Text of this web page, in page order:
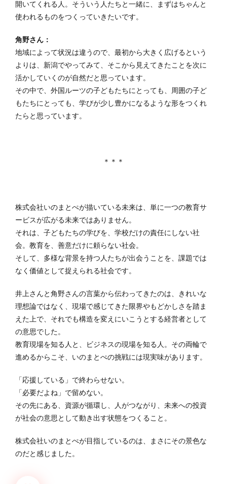
開いてくれる人。そういう人たちと一緒に、まずはちゃんと
使われるものをつくっていきたいです。
角野さん：
地域によって状況は違うので、最初から大きく広げるという
よりは、新潟でやってみて、そこから見えてきたことを次に
活かしていくのが自然だと思っています。
その中で、外国ルーツの子どもたちにとっても、周囲の子ど
もたちにとっても、学びが少し豊かになるような形をつくれ
たらと思っています。
＊＊＊
株式会社いのまとぺが描いている未来は、単に一つの教育サ
ービスが広がる未来ではありません。
それは、子どもたちの学びを、学校だけの責任にしない社
会。教育を、善意だけに頼らない社会。
そして、多様な背景を持つ人たちが出会うことを、課題では
なく価値として捉えられる社会です。
井上さんと角野さんの言葉から伝わってきたのは、きれいな
理想論ではなく、現場で感じてきた限界やもどかしさを踏ま
えた上で、それでも構造を変えにいこうとする経営者として
の意思でした。
教育現場を知る人と、ビジネスの現場を知る人。その両輪で
進めるからこそ、いのまとぺの挑戦には現実味があります。
「応援している」で終わらせない。
「必要だよね」で留めない。
その先にある、資源が循環し、人がつながり、未来への投資
が社会の意思として動き出す状態をつくること。
株式会社いのまとぺが目指しているのは、まさにその景色な
のだと感じました。